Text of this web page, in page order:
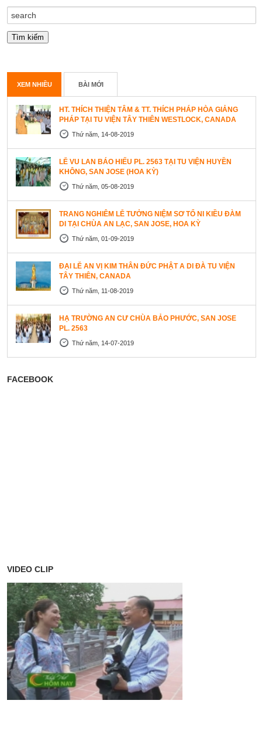
XEM NHIỀU BÀI MỚI
HT. THÍCH THIỆN TÂM & TT. THÍCH PHÁP HÒA GIẢNG
PHÁP TẠI TU VIỆN TÂY THIÊN WESTLOCK, CANADA
Thứ năm, 14-08-2019
LỄ VU LAN BÁO HIẾU PL. 2563 TẠI TU VIỆN HUYỀN
KHÔNG, SAN JOSE (HOA KỲ)
Thứ năm, 05-08-2019
TRANG NGHIÊM LỄ TƯỞNG NIỆM SƠ TỔ NI KIỀU ĐÀM
DI TẠI CHÙA AN LẠC, SAN JOSE, HOA KỲ
Thứ năm, 01-09-2019
ĐẠI LỄ AN VỊ KIM THÂN ĐỨC PHẬT A DI ĐÀ TU VIỆN
TÂY THIÊN, CANADA
Thứ năm, 11-08-2019
HẠ TRƯỜNG AN CƯ CHÙA BẢO PHƯỚC, SAN JOSE
PL. 2563
Thứ năm, 14-07-2019
FACEBOOK
VIDEO CLIP